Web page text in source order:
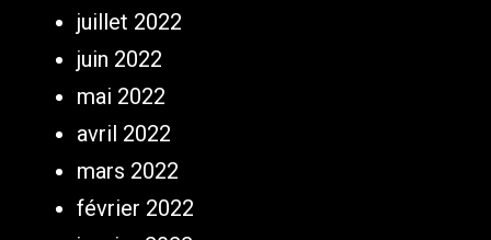
juillet 2022
juin 2022
mai 2022
avril 2022
mars 2022
février 2022